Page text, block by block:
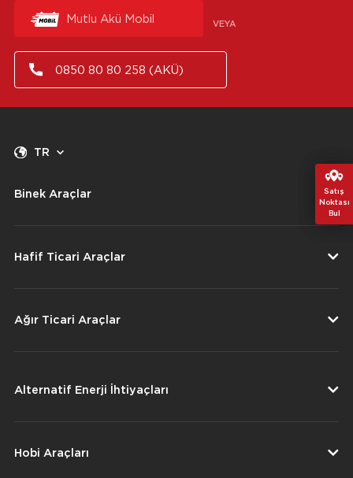
Satış
Noktası
Bul
Satış
Noktası
Bul
Mutlu Akü Mobil VEYA
0850 80 80 258 (AKÜ)
TR
Binek Araçlar
Hafif Ticari Araçlar
Ağır Ticari Araçlar
Alternatif Enerji İhtiyaçları
Hobi Araçları